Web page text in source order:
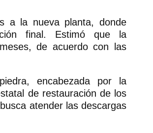
a la nueva planta, donde
final. Estimó que la
de acuerdo con las
encabezada por la
de restauración de los
atender las descargas